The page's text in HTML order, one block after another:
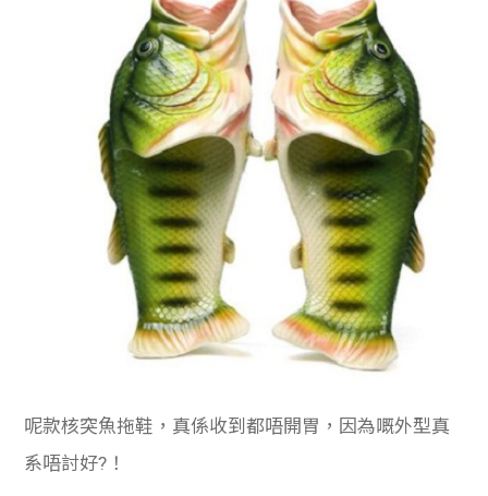
呢款核突魚拖鞋，真係收到都唔開胃，因為嘅外型真
系唔討好?！